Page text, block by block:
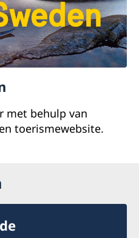
met behulp van
toerismewebsite.